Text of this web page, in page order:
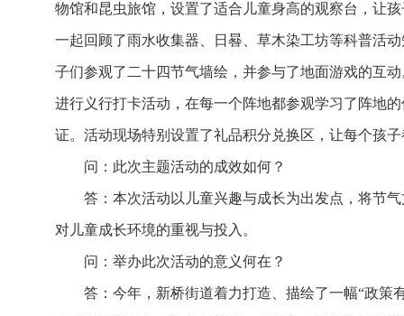
物馆和昆虫旅馆，设置了适合儿童身高的观察台，让
一起回顾了雨水收集器、日晷、草木染工坊等科普活
子们参观了二十四节气墙绘，并参与了地面游戏的互动
进行义行打卡活动，在每一个阵地都参观学习了阵地
证。活动现场特别设置了礼品积分兑换区，让每个孩
问：此次主题活动的成效如何？
答：本次活动以儿童兴趣与成长为出发点，将节
对儿童成长环境的重视与投入。
问：举办此次活动的意义何在？
答：今年，新桥街道着力打造、描绘了一幅“政策